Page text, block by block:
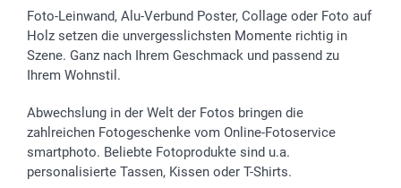
Sticker & Etiketten
Geschenk-Gutscheine (PDF)
Presse
Partnerprogramme
Investor Relations
Widerrufsrecht
Kommunion & Konfirmation
Hochzeit
Geburtstag
Zu allen Anlässen
48h Lieferung
Zahlungsmöglichkeiten
Anmelden /Registrieren
Status der Bestellung
smartfriends
smartgarantie
smartbonus
Foto-Leinwand, Alu-Verbund Poster, Collage oder Foto auf
Holz setzen die unvergesslichsten Momente richtig in
Szene. Ganz nach Ihrem Geschmack und passend zu
Ihrem Wohnstil.
Abwechslung in der Welt der Fotos bringen die
zahlreichen Fotogeschenke vom Online-Fotoservice
smartphoto. Beliebte Fotoprodukte sind u.a.
personalisierte Tassen, Kissen oder T-Shirts.